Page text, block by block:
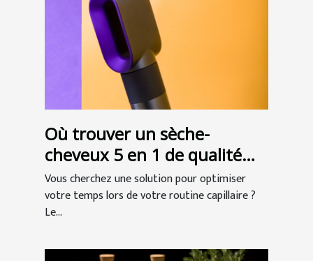
Où trouver un sèche-
cheveux 5 en 1 de qualité
professionnelle ?
Vous cherchez une solution pour optimiser
votre temps lors de votre routine capillaire ?
Le...